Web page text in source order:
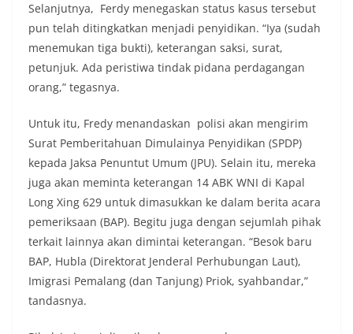
Selanjutnya, Ferdy menegaskan status kasus tersebut
pun telah ditingkatkan menjadi penyidikan. “Iya (sudah
menemukan tiga bukti), keterangan saksi, surat,
petunjuk. Ada peristiwa tindak pidana perdagangan
orang,” tegasnya.
Untuk itu, Fredy menandaskan polisi akan mengirim
Surat Pemberitahuan Dimulainya Penyidikan (SPDP)
kepada Jaksa Penuntut Umum (JPU). Selain itu, mereka
juga akan meminta keterangan 14 ABK WNI di Kapal
Long Xing 629 untuk dimasukkan ke dalam berita acara
pemeriksaan (BAP). Begitu juga dengan sejumlah pihak
terkait lainnya akan dimintai keterangan. “Besok baru
BAP, Hubla (Direktorat Jenderal Perhubungan Laut),
Imigrasi Pemalang (dan Tanjung) Priok, syahbandar,”
tandasnya.